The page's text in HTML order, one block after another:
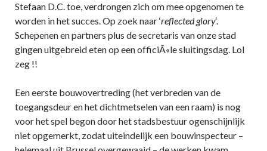
Stefaan D.C. toe, verdrongen zich om mee opgenomen te
worden in het succes. Op zoek naar ‘reflected glory‘.
Schepenen en partners plus de secretaris van onze stad
gingen uitgebreid eten op een officiÃ«le sluitingsdag. Lol
zeg !!
Een eerste bouwovertreding (het verbreden van de
toegangsdeur en het dichtmetselen van een raam) is nog
voor het spel begon door het stadsbestuur ogenschijnlijk
niet opgemerkt, zodat uiteindelijk een bouwinspecteur –